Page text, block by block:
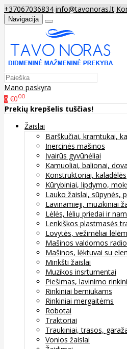
+37067036834 info@tavonoras.lt
Navigacija
Mano paskyra
0 €000
Prekių krepšelis tuščias!
Žaislai
Barškučiai, kramtukai,
Inercinės mašinos
Įvairūs gyvūnėliai
Kamuoliai, balionai,
Konstruktoriai, kaladėlės
Kūrybiniai, lipdymo,
Lauko žaislai, sūpynės,
Lavinamieji, muzikiniai
Lėlės, lėlių priedai ir
Lenkiškos plastmasės
Lovytės, vežimėliai
Mašinos valdomos
Mašinos, lėktuvai su
Minkšti žaislai
Muzikos insrtumentai
Piešimas, lavinimo
Rinkiniai berniukams
Rinkiniai mergaitėms
Robotai
Traktoriai
Traukiniai, trasos,
Vonios žaislai